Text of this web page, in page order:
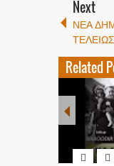
Next
ΝΕΑ
Related